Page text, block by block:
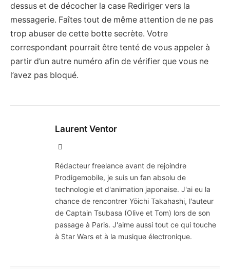
dessus et de décocher la case Rediriger vers la
messagerie. Faîtes tout de même attention de ne pas
trop abuser de cette botte secrète. Votre
correspondant pourrait être tenté de vous appeler à
partir d’un autre numéro afin de vérifier que vous ne
l’avez pas bloqué.
Laurent Ventor
Rédacteur freelance avant de rejoindre
Prodigemobile, je suis un fan absolu de
technologie et d'animation japonaise. J'ai eu la
chance de rencontrer Yōichi Takahashi, l'auteur
de Captain Tsubasa (Olive et Tom) lors de son
passage à Paris. J'aime aussi tout ce qui touche
à Star Wars et à la musique électronique.